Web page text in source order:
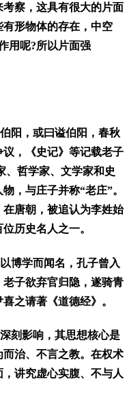
察，这具有很大的片面
形物体的存在，中空
用呢?所以片面强
阳，或曰谥伯阳，春秋
，《史记》等记载老子
、哲学家、文学家和史
，与庄子并称“老庄”。
唐朝，被追认为李姓始
历史名人之一。
博学而闻名，孔子曾入
子欲弃官归隐，遂骑青
之请著《道德经》。
刻影响，其思想核心是
治、不言之教。在权术
，讲究虚心实腹、不与人